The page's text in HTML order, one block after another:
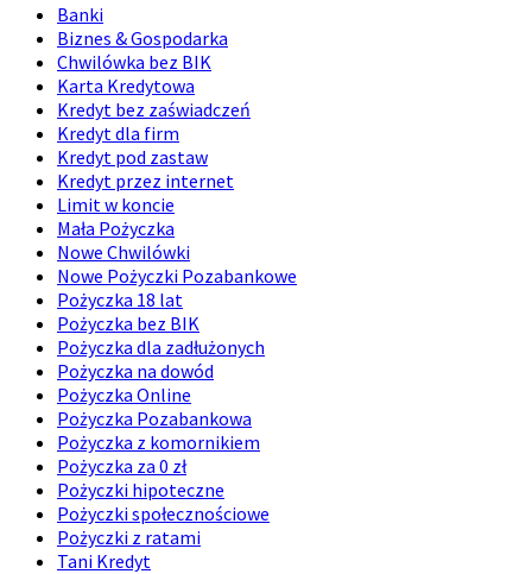
Banki
Biznes & Gospodarka
Chwilówka bez BIK
Karta Kredytowa
Kredyt bez zaświadczeń
Kredyt dla firm
Kredyt pod zastaw
Kredyt przez internet
Limit w koncie
Mała Pożyczka
Nowe Chwilówki
Nowe Pożyczki Pozabankowe
Pożyczka 18 lat
Pożyczka bez BIK
Pożyczka dla zadłużonych
Pożyczka na dowód
Pożyczka Online
Pożyczka Pozabankowa
Pożyczka z komornikiem
Pożyczka za 0 zł
Pożyczki hipoteczne
Pożyczki społecznościowe
Pożyczki z ratami
Tani Kredyt